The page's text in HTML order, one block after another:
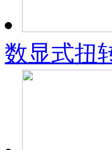
数显式扭